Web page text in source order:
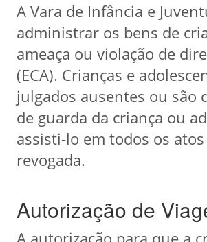
A Vara de Infância e
administrar os bens de
ameaça ou violação de
(ECA). Crianças e
julgados ausentes ou são
de guarda da criança ou
assisti-lo em todos os
revogada.
Autorização de